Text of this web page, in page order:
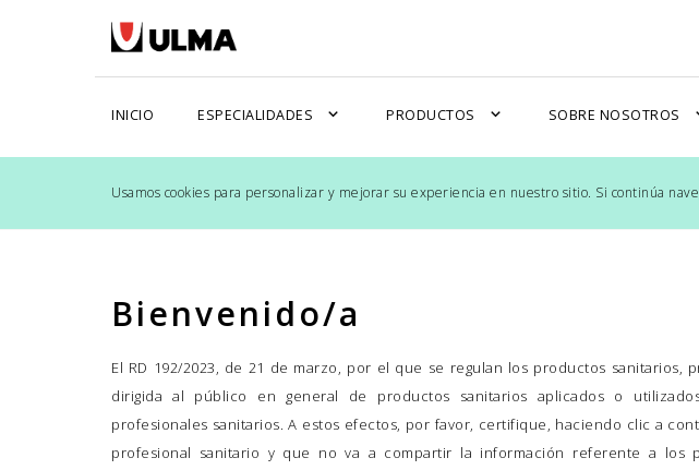
INICIO ESPECIALIDADES expand_more PRODUCTOS expand_more SOBRE NOSOTROS
Usamos cookies para personalizar y mejorar su experiencia en nuestro sitio. Si continúa
Bienvenido/a
El RD 192/2023, de 21 de marzo, por el que se regulan los productos sanitarios,
dirigida al público en general de productos sanitarios aplicados o
profesionales sanitarios. A estos efectos, por favor, certifique, haciendo clic a
profesional sanitario y que no va a compartir la información referente a los